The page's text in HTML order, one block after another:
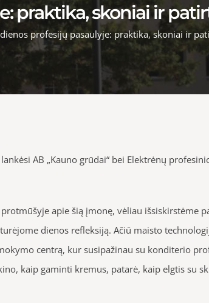
praktika, skoniai ir
profesijų pasaulyje: praktika, skoniai ir
AB „Kauno grūdai“ bei Elektrėnų
apie šią įmonę, vėliau išsiskirstėme
dienos refleksiją. Ačiū maisto
centrą, kur susipažinau su konditerio
kaip gaminti kremus, patarė, kaip elgtis su